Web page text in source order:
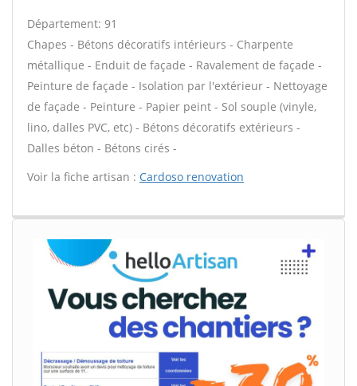
Département: 91
Chapes - Bétons décoratifs intérieurs - Charpente
métallique - Enduit de façade - Ravalement de façade -
Peinture de façade - Isolation par l'extérieur - Nettoyage
de façade - Peinture - Papier peint - Sol souple (vinyle,
lino, dalles PVC, etc) - Bétons décoratifs extérieurs -
Dalles béton - Bétons cirés -
Voir la fiche artisan : Cardoso renovation